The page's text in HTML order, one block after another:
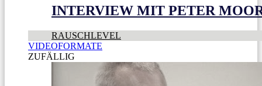
INTERVIEW MIT PETER
RAUSCHLEVEL
VIDEOFORMATE
ZUFÄLLIG